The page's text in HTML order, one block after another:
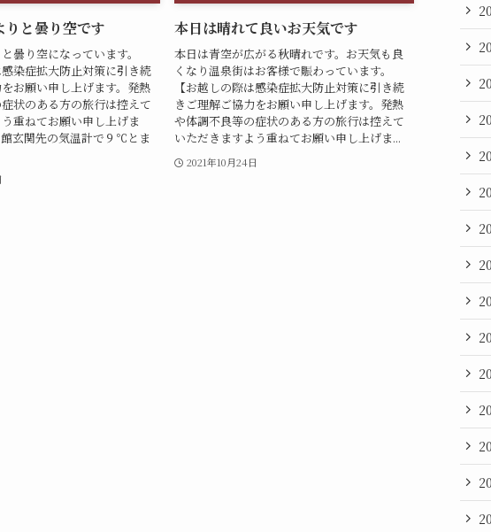
りと曇り空です
曇り空になっています。
染症拡大防止対策に引き続
お願い申し上げます。発熱
状のある方の旅行は控えて
重ねてお願い申し上げま
玄関先の気温計で９℃とま
本日は晴れて良いお天気です
本日は青空が広がる秋晴れです。お天気も良
くなり温泉街はお客様で賑わっています。
【お越しの際は感染症拡大防止対策に引き続
きご理解ご協力をお願い申し上げます。発熱
や体調不良等の症状のある方の旅行は控えて
いただきますよう重ねてお願い申し上げま...
2021年10月24日